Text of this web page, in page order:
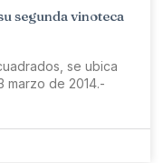
segunda vinoteca
se ubica
de 2014.-